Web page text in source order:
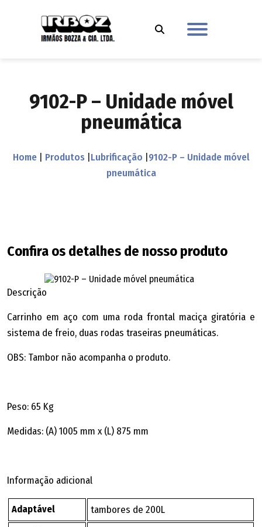
9102-P – Unidade móvel
pneumática
Home| Produtos| Lubrificação 9102-P – Unidade móvel
pneumática
Confira os detalhes de nosso produto
Descrição
Carrinho em aço com uma roda frontal maciça giratória e
sistema de freio, duas rodas traseiras pneumáticas.
OBS: Tambor não acompanha o produto.
Peso: 65 Kg
Medidas: (A) 1005 mm x (L) 875 mm
Informação adicional
Adaptável tambores de 200L